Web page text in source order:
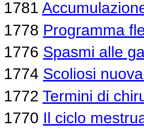
1781
1778 Programma
1776 Spasmi alle
1774 Scoliosi
1772 Termini di
1770 Il ciclo